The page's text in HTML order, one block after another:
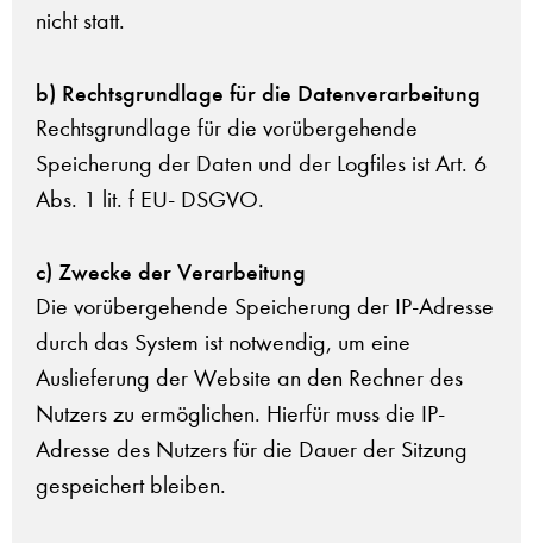
nicht statt.
b) Rechtsgrundlage für die Datenverarbeitung
Rechtsgrundlage für die vorübergehende
Speicherung der Daten und der Logfiles ist Art. 6
Abs. 1 lit. f EU- DSGVO.
c) Zwecke der Verarbeitung
Die vorübergehende Speicherung der IP-Adresse
durch das System ist notwendig, um eine
Auslieferung der Website an den Rechner des
Nutzers zu ermöglichen. Hierfür muss die IP-
Adresse des Nutzers für die Dauer der Sitzung
gespeichert bleiben.